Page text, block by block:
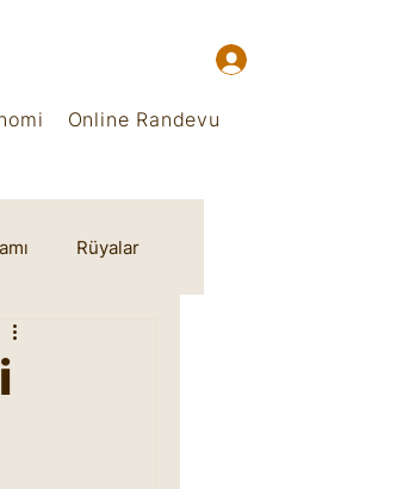
Online Randevu
Rüyalar